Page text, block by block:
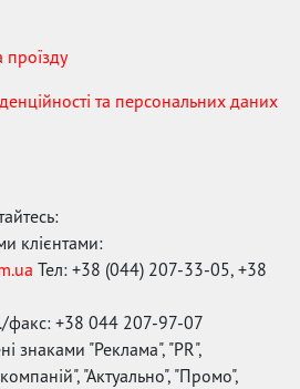
проїзду
та персональних даних
клієнтами:
Тел: +38 (044) 207-33-05, +38
факс: +38 044 207-97-07
знаками "Реклама", "PR",
"Актуально", "Промо",